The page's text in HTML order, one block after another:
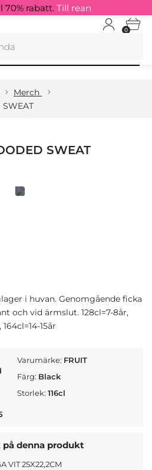
0
70% rabatt. Till rean
Merch
SWEAT
SWEAT
i huvan. Genomgående ficka
och vid ärmslut. 128cl=7-8år,
164cl=14-15år
Varumärke: FRUIT
Färg: Black
Storlek:116cl
denna produkt
VIT 25X22,2CM